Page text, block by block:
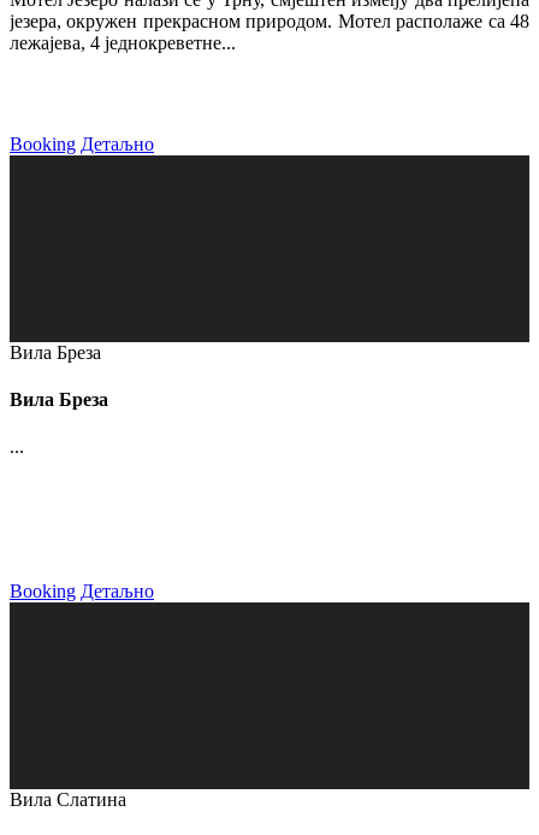
језера, окружен прекрасном природом. Мотел располаже са 48
лежајева, 4 једнокреветне...
Booking Детаљно
Вила Бреза
Вила Бреза
...
Booking Детаљно
Вила Слатина